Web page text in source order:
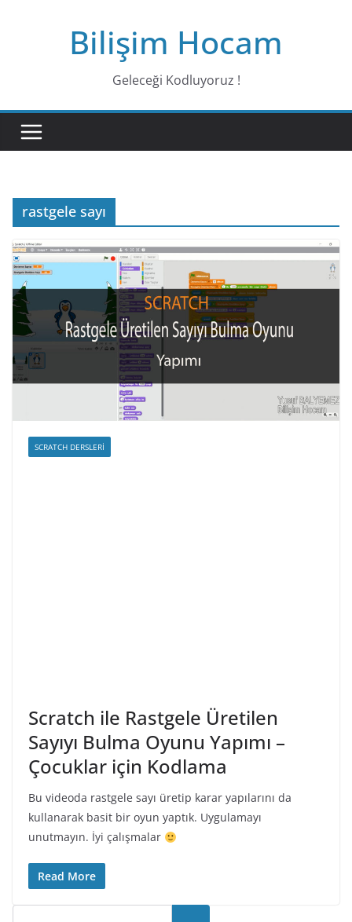
Bilişim Hocam
Geleceği Kodluyoruz !
rastgele sayı
SCRATCH DERSLERI
Scratch ile Rastgele Üretilen
Sayıyı Bulma Oyunu Yapımı –
Çocuklar için Kodlama
Bu videoda rastgele sayı üretip karar yapılarını da
kullanarak basit bir oyun yaptık. Uygulamayı
unutmayın. İyi çalışmalar
Read More